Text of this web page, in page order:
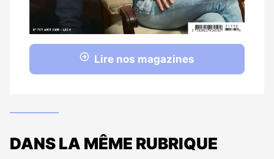
Lire nos magazines
DANS LA MÊME RUBRIQUE